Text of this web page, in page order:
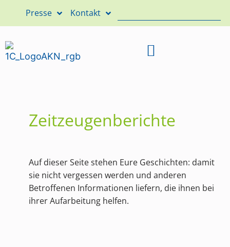
Presse Kontakt
Zeitzeugenberichte
Auf dieser Seite stehen Eure Geschichten: damit
sie nicht vergessen werden und anderen
Betroffenen Informationen liefern, die ihnen bei
ihrer Aufarbeitung helfen.